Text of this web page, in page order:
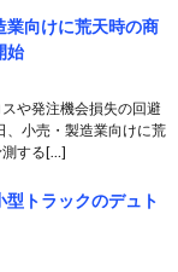
業向けに荒天時の商
始
や発注機会損失の回避
、小売・製造業向けに荒
測する[…]
トラックのデュト